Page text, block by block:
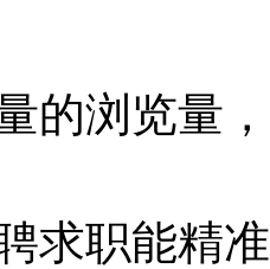
的浏览量
求职能精